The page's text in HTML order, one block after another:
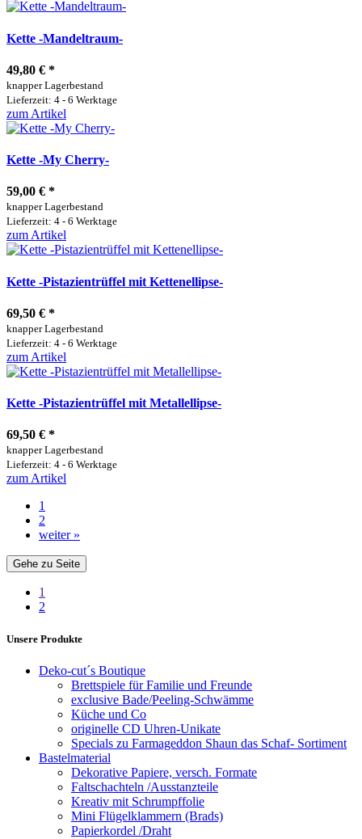
Kette -Mandeltraum-
49,80 € *
knapper Lagerbestand
Lieferzeit: 4 - 6 Werktage
zum Artikel
Kette -My Cherry-
59,00 € *
knapper Lagerbestand
Lieferzeit: 4 - 6 Werktage
zum Artikel
Kette -Pistazientrüffel mit Kettenellipse-
69,50 € *
knapper Lagerbestand
Lieferzeit: 4 - 6 Werktage
zum Artikel
Kette -Pistazientrüffel mit Metallellipse-
69,50 € *
knapper Lagerbestand
Lieferzeit: 4 - 6 Werktage
zum Artikel
1
2
weiter »
Gehe zu Seite
1
2
Unsere Produkte
Deko-cut´s Boutique
Brettspiele für Familie und Freunde
exclusive Bade/Peeling-Schwämme
Küche und Co
originelle CD Uhren-Unikate
Specials zu Farmageddon Shaun das Schaf- Sortiment
Bastelmaterial
Dekorative Papiere, versch. Formate
Faltschachteln /Ausstanzteile
Kreativ mit Schrumpffolie
Mini Flügelklammern (Brads)
Papierkordel /Draht